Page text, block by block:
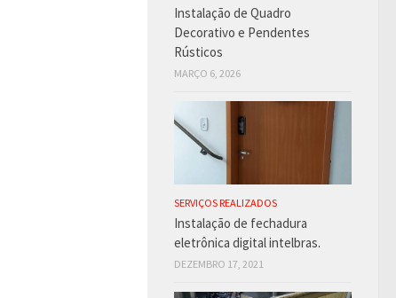
Instalação de Quadro
Decorativo e Pendentes
Rústicos
MARÇO 6, 2026
SERVIÇOS REALIZADOS
Instalação de fechadura
eletrônica digital intelbras.
DEZEMBRO 17, 2021